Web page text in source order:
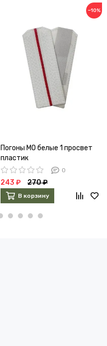
−10%
Погоны МО белые 1 просвет
пластик
0
243 ₽ 270 ₽
В корзину